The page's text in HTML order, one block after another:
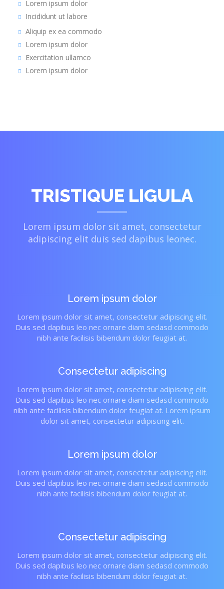
Lorem ipsum dolor
Incididunt ut labore
Aliquip ex ea commodo
Lorem ipsum dolor
Exercitation ullamco
Lorem ipsum dolor
TRISTIQUE LIGULA
Lorem ipsum dolor sit amet, consectetur
adipiscing elit duis sed dapibus leonec.
Lorem ipsum dolor
Lorem ipsum dolor sit amet, consectetur adipiscing elit.
Duis sed dapibus leo nec ornare diam sedasd commodo
nibh ante facilisis bibendum dolor feugiat at.
Consectetur adipiscing
Lorem ipsum dolor sit amet, consectetur adipiscing elit.
Duis sed dapibus leo nec ornare diam sedasd commodo
nibh ante facilisis bibendum dolor feugiat at. Lorem ipsum
dolor sit amet, consectetur adipiscing elit.
Lorem ipsum dolor
Lorem ipsum dolor sit amet, consectetur adipiscing elit.
Duis sed dapibus leo nec ornare diam sedasd commodo
nibh ante facilisis bibendum dolor feugiat at.
Consectetur adipiscing
Lorem ipsum dolor sit amet, consectetur adipiscing elit.
Duis sed dapibus leo nec ornare diam sedasd commodo
nibh ante facilisis bibendum dolor feugiat at.